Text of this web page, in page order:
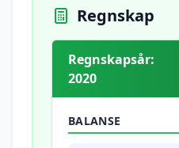
Regnskap
Regnskapsår:
2020
BALANSE